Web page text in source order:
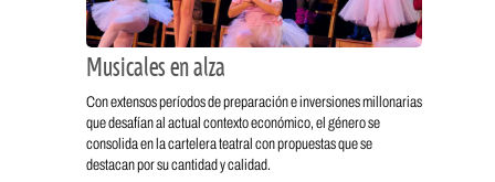
Musicales en alza
Con extensos períodos de preparación e inversiones millonarias
que desafían al actual contexto económico, el género se
consolida en la cartelera teatral con propuestas que se
destacan por su cantidad y calidad.